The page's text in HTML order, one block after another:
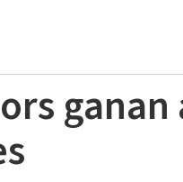
ganan